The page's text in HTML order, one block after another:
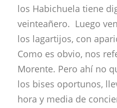
los Habichuela tiene
veinteañero. Luego
los lagartijos, con
Como es obvio, nos
Morente. Pero ahí no
los bises oportunos,
hora y media de